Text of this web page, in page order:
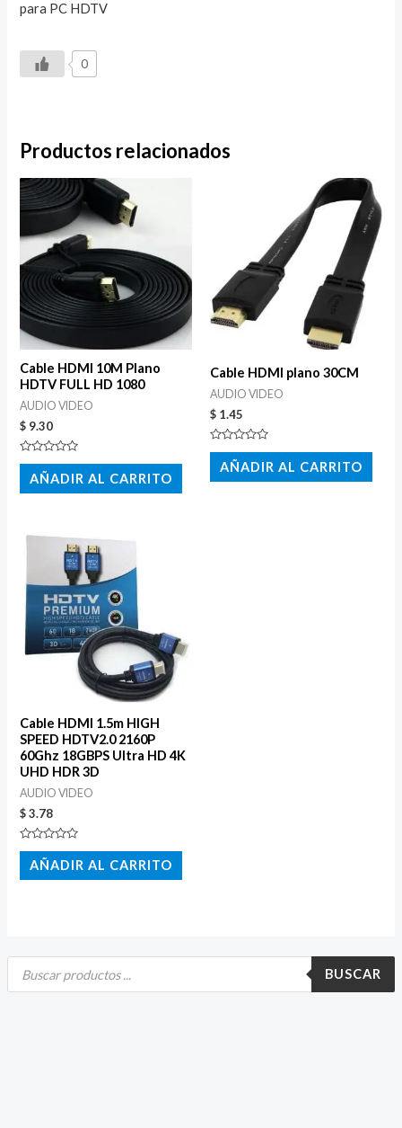
B
BUSCAR
para PC HDTV
0
Productos relacionados
Cable HDMI 10M Plano
HDTV FULL HD 1080
AUDIO VIDEO
$ 9.30
Valorado
con
de
AÑADIR AL CARRITO
Cable HDMI plano 30CM
AUDIO VIDEO
$ 1.45
Valorado
con
de
AÑADIR AL CARRITO
Cable HDMI 1.5m HIGH
SPEED HDTV2.0 2160P
60Ghz 18GBPS Ultra HD 4K
UHD HDR 3D
AUDIO VIDEO
$3.78
Valorado
con
de
AÑADIR AL CARRITO